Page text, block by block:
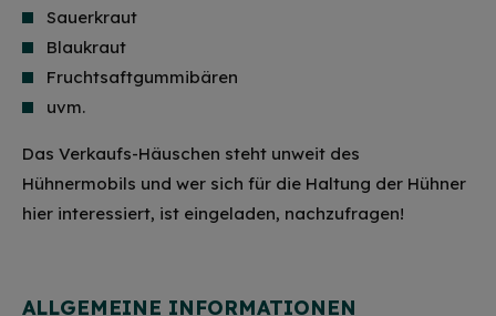
Sauerkraut
Blaukraut
Fruchtsaftgummibären
uvm.
Das Verkaufs-Häuschen steht unweit des
Hühnermobils und wer sich für die Haltung der Hühner
hier interessiert, ist eingeladen, nachzufragen!
ALLGEMEINE INFORMATIONEN